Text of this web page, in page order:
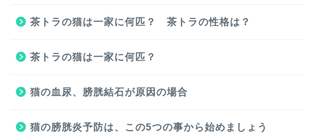
茶トラの猫は一家に何匹？ 茶トラの性格は？
茶トラの猫は一家に何匹？
猫の血尿、膀胱結石が原因の場合
猫の膀胱炎予防は、この5つの事から始めましょう